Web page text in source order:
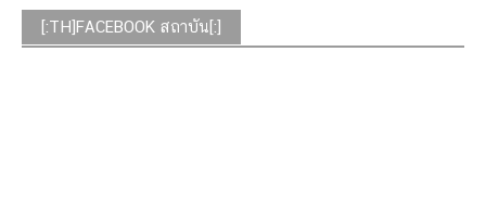
[:TH]FACEBOOK สถาบัน[:]